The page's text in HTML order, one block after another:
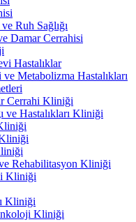
Ruh Sağlığı
Damar Cerrahisi
Hastalıklar
Metabolizma Hastalıkları
Cerrahi Kliniği
ve Hastalıkları Kliniği
Rehabilitasyon Kliniği
Kliniği
Kliniği
Kliniği